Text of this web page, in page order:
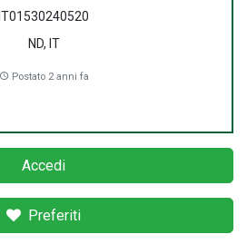
IT01530240520
ND, IT
Postato 2 anni fa
Accedi
Preferiti